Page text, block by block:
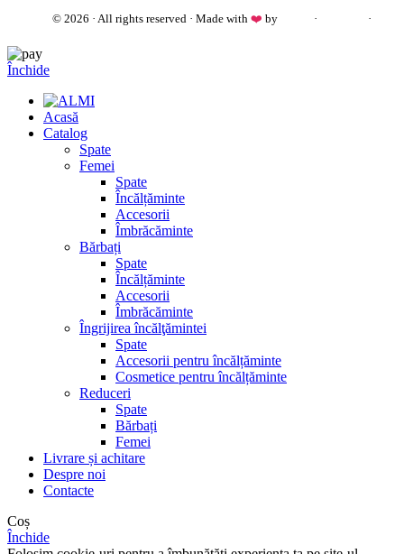
© 2026 · All rights reserved · Made with ❤️ by ·
·
Închide
Acasă
Catalog
Spate
Femei
Spate
Încălțăminte
Accesorii
Îmbrăcăminte
Bărbați
Spate
Încălțăminte
Accesorii
Îmbrăcăminte
Îngrijirea încălţămintei
Spate
Accesorii pentru încălțăminte
Cosmetice pentru încălțăminte
Reduceri
Spate
Bărbați
Femei
Livrare și achitare
Despre noi
Contacte
Coș
Închide